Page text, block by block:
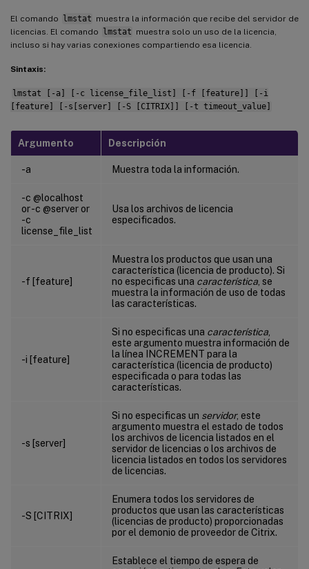
El comando lmstat muestra la información que recibe del servidor de
licencias. El comando lmstat muestra solo un uso de la licencia,
incluso si hay varias conexiones compartiendo esa licencia.
Sintaxis:
lmstat [-a] [-c license_file_list] [-f [feature]] [-i
[feature] [-s[server] [-S [CITRIX]] [-t timeout_value]
Argumento Descripción
-a Muestra toda la información.
-c @localhost
or -c @server or
-c
license_file_list
Usa los archivos de licencia
especificados.
-f [feature]
Muestra los productos que usan una
característica (licencia de producto). Si
no especificas una característica , se
muestra la información de uso de todas
las características.
-i [feature]
Si no especificas una característica
este argumento muestra información de
la línea INCREMENT para la
característica (licencia de producto)
especificada o para todas las
características.
-s [server]
Si no especificas un servidor, este
argumento muestra el estado de todos
los archivos de licencia listados en el
servidor de licencias o los archivos de
licencia listados en todos los servidores
de licencias.
-S [CITRIX]
Enumera todos los servidores de
productos que usan las características
(licencias de producto) proporcionadas
por el demonio de proveedor de Citrix.
Establece el tiempo de espera de